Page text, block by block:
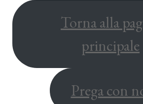
Torna alla
principale
Prega con